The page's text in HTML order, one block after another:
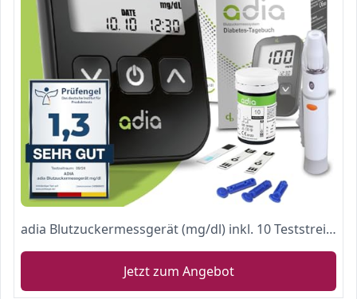
adia Blutzuckermessgerät (mg/dl) inkl. 10 Teststreifen für Diabetiker zur Selbstkontrolle des Blutzuckers bei Diabetes
Jetzt zum Angebot